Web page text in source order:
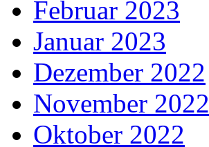
Februar 2023
Januar 2023
Dezember 2022
November 2022
Oktober 2022